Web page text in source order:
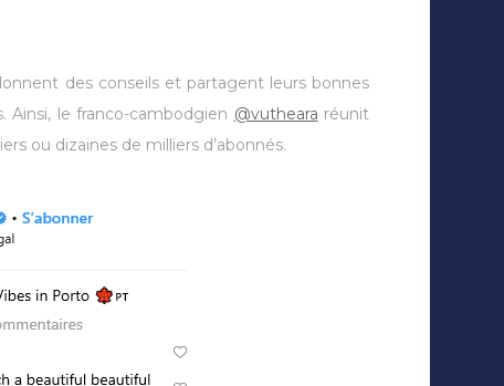
des conseils et partagent leurs bonnes
Ainsi, le franco-cambodgien @vutheara réunit
ou dizaines de milliers d’abonnés.